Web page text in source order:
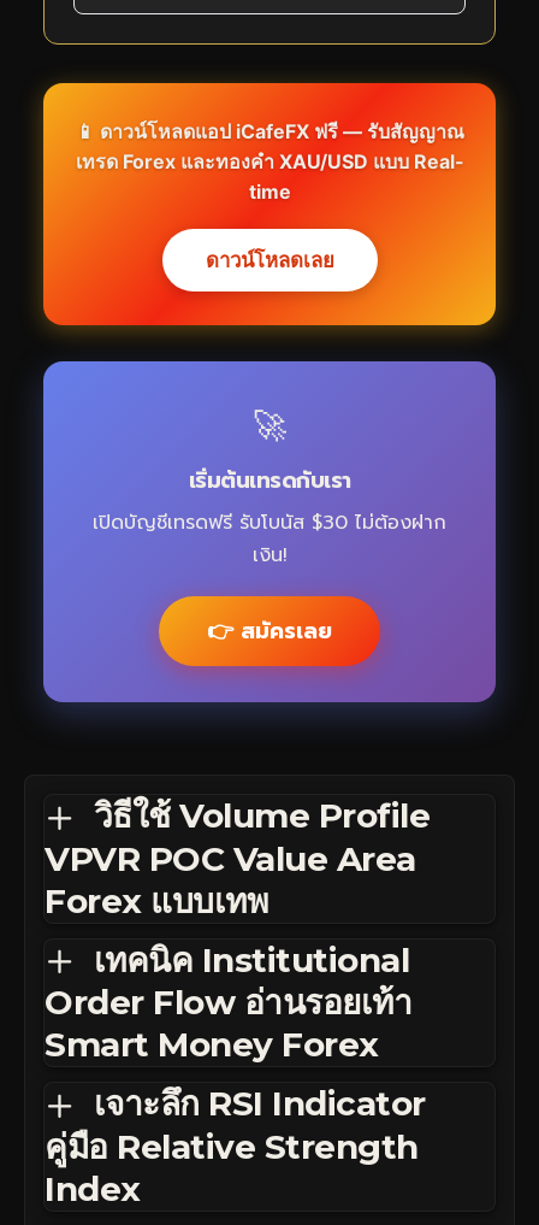
📱 ดาวน์โหลดแอป iCafeFX ฟรี — รับสัญญาณ
เทรด Forex และทองคำ XAU/USD แบบ Real-
time
ดาวน์โหลดเลย
🚀
เริ่มต้นเทรดกับเรา
เปิดบัญชีเทรดฟรี รับโบนัส $30 ไม่ต้องฝาก
เงิน!
👉 สมัครเลย
วิธีใช้ Volume Profile
VPVR POC Value Area
Forex แบบเทพ
เทคนิค Institutional
Order Flow อ่านรอยเท้า
Smart Money Forex
เจาะลึก RSI Indicator
คู่มือ Relative Strength
Index